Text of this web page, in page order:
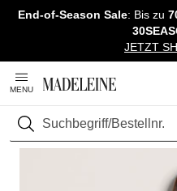
Navigation überspringen,
End-of-Season Sale: Bis zu
JETZT
MENU
Suchen
Startseite Mode